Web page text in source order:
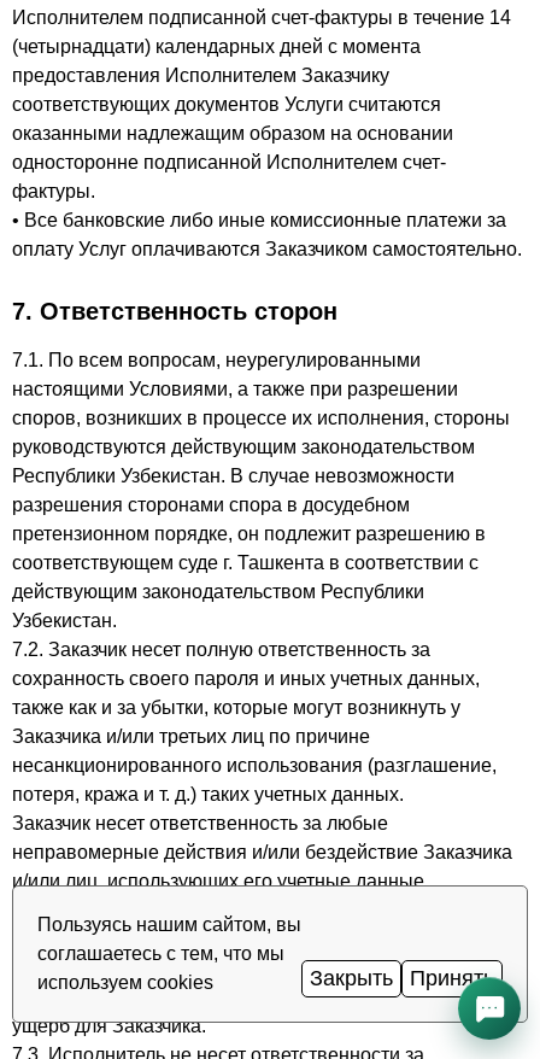
Исполнителем подписанной счет-фактуры в течение 14
(четырнадцати) календарных дней с момента
предоставления Исполнителем Заказчику
соответствующих документов Услуги считаются
оказанными надлежащим образом на основании
односторонне подписанной Исполнителем счет-
фактуры.
• Все банковские либо иные комиссионные платежи за
оплату Услуг оплачиваются Заказчиком самостоятельно.
7. Ответственность сторон
7.1. По всем вопросам, неурегулированными
настоящими Условиями, а также при разрешении
споров, возникших в процессе их исполнения, стороны
руководствуются действующим законодательством
Республики Узбекистан. В случае невозможности
разрешения сторонами спора в досудебном
претензионном порядке, он подлежит разрешению в
соответствующем суде г. Ташкента в соответствии с
действующим законодательством Республики
Узбекистан.
7.2. Заказчик несет полную ответственность за
сохранность своего пароля и иных учетных данных,
также как и за убытки, которые могут возникнуть у
Заказчика и/или третьих лиц по причине
несанкционированного использования (разглашение,
потеря, кража и т. д.) таких учетных данных.
Заказчик несет ответственность за любые
неправомерные действия и/или бездействие Заказчика
и/или лиц, использующих его учетные данные,
включая утрату деловой репутации, и возмещает
Исполнителю убытки. Исполнитель также не несет
ответственности за действия третьих лиц, повлекшие
ущерб для Заказчика.
7.3. Исполнитель не несет ответственности за
Пользуясь нашим сайтом, вы
соглашаетесь с тем, что мы
используем cookies
Закрыть Принять